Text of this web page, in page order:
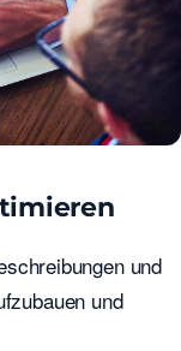
und
und